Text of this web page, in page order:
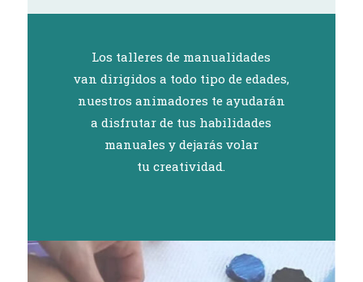
Los talleres de manualidades
van dirigidos a todo tipo de edades,
nuestros animadores te ayudarán
a disfrutar de tus habilidades
manuales y dejarás volar
tu creatividad.